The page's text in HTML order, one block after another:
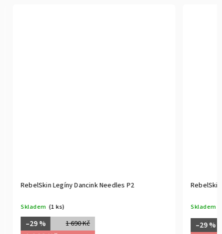
RebelSkin Legíny Dancink Needles P2
Skladem (1 ks)
1 690 Kč
–29 %
Skladem
–29 %